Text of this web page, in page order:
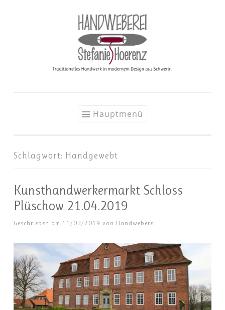
Hauptmenü
Schlagwort: Handgewebt
Kunsthandwerkermarkt Schloss
Plüschow 21.04.2019
Geschrieben am 11/03/2019 von Handweberei